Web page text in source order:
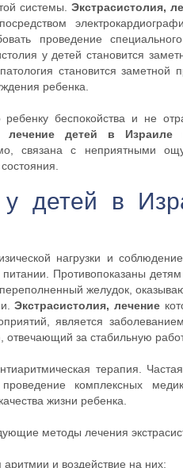
системы. Экстрасистолия,
проведение специального
у детей становится
становится заметной
ребенка.
беспокойства и не
лечение детей в Израиле
связана с неприятными
у детей в
нагрузки и
Противопоказаны
желудок,
Экстрасистолия, лечение
является
отвечающий за стабильную
терапия.
комплексных
жизни ребенка.
методы лечения
и воздействие на них;